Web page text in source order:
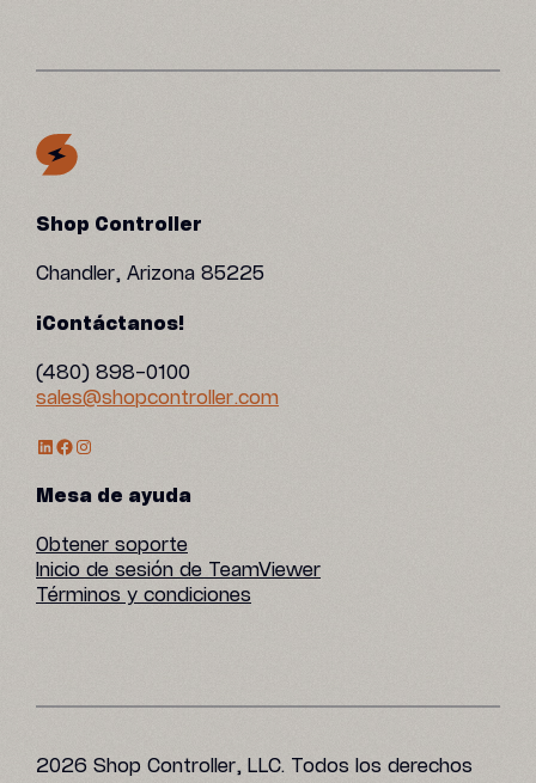
Shop Controller
Chandler, Arizona 85225
¡Contáctanos!
(480) 898-0100
sales@shopcontroller.com
Perfil de LinkedIn
Facebook
Instagram
Mesa de ayuda
Obtener soporte
Inicio de sesión de TeamViewer
Términos y condiciones
2026 Shop Controller, LLC. Todos los derechos